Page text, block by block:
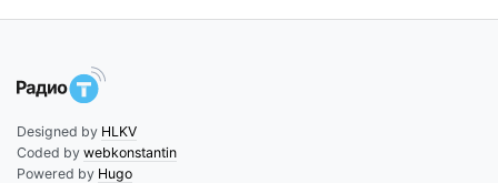
Designed by HLKV
Coded by webkonstantin
Powered by Hugo